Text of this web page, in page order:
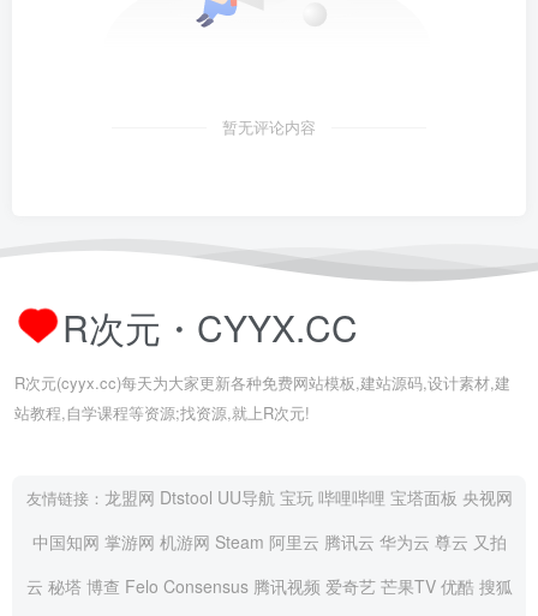
暂无评论内容
R次元・CYYX.CC
R次元(cyyx.cc)每天为大家更新各种免费网站模板,建站源码,设计素材,建
站教程,自学课程等资源;找资源,就上R次元!
友情链接： 龙盟网 Dtstool UU导航 宝玩 哔哩哔哩 宝塔面板 央视网
中国知网 掌游网 机游网 Steam 阿里云 腾讯云 华为云 尊云 又拍
云 秘塔 博查 Felo Consensus 腾讯视频 爱奇艺 芒果TV 优酷 搜狐